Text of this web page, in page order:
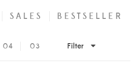
SALES BESTSELLER
04 03 Filter